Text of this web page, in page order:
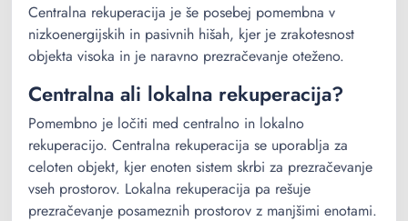
Centralna rekuperacija je še posebej pomembna v
nizkoenergijskih in pasivnih hišah, kjer je zrakotesnost
objekta visoka in je naravno prezračevanje oteženo.
Centralna ali lokalna rekuperacija?
Pomembno je ločiti med centralno in lokalno
rekuperacijo. Centralna rekuperacija se uporablja za
celoten objekt, kjer enoten sistem skrbi za prezračevanje
vseh prostorov. Lokalna rekuperacija pa rešuje
prezračevanje posameznih prostorov z manjšimi enotami.